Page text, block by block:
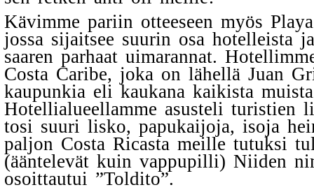
Kävimme pariin otteeseen myös
jossa sijaitsee suurin osa hotelleista
saaren parhaat uimarannat.
Costa Caribe, joka on lähellä Juan
kaupunkia eli kaukana kaikista
Hotellialueellamme asusteli turistien
tosi suuri lisko, papukaijoja, isoja
paljon Costa Ricasta meille tutuksi
(ääntelevät kuin vappupilli) Niiden
osoittautui ”Toldito”.